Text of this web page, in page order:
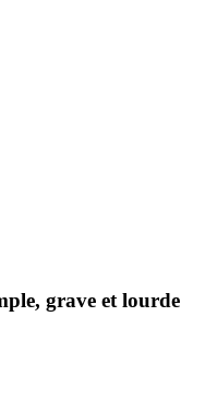
grave et lourde